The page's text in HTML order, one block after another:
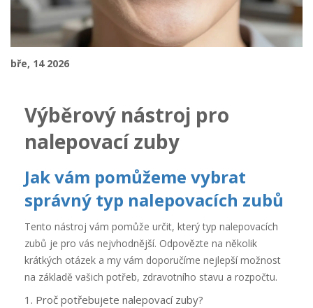
bře, 14 2026
Výběrový nástroj pro
nalepovací zuby
Jak vám pomůžeme vybrat
správný typ nalepovacích zubů
Tento nástroj vám pomůže určit, který typ nalepovacích
zubů je pro vás nejvhodnější. Odpovězte na několik
krátkých otázek a my vám doporučíme nejlepší možnost
na základě vašich potřeb, zdravotního stavu a rozpočtu.
1. Proč potřebujete nalepovací zuby?